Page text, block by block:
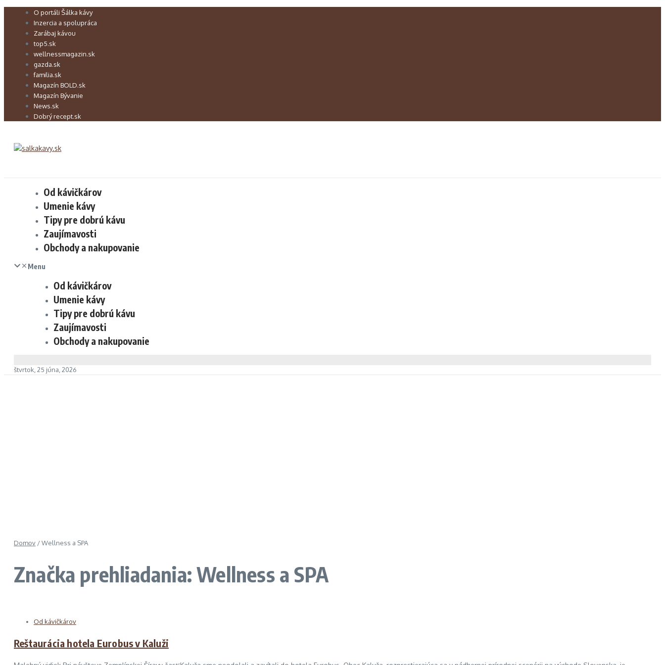
Preskočiť O portáli Šálka kávy
Inzercia a spolupráca
Zarábaj kávou
top5.sk
wellnessmagazin.sk
gazda.sk
familia.sk
Magazín BOLD.sk
Magazín Bývanie
News.sk
Dobrý recept.sk
Od kávičkárov
Umenie kávy
Tipy pre dobrú kávu
Zaujímavosti
Obchody a nakupovanie
Menu
Od kávičkárov
Umenie kávy
Tipy pre dobrú kávu
Zaujímavosti
Obchody a nakupovanie
štvrtok, 25 júna, 2026
Domov /Wellness a SPA
Značka prehliadania: Wellness a SPA
Od kávičkárov
Reštaurácia hotela Eurobus v Kaluži